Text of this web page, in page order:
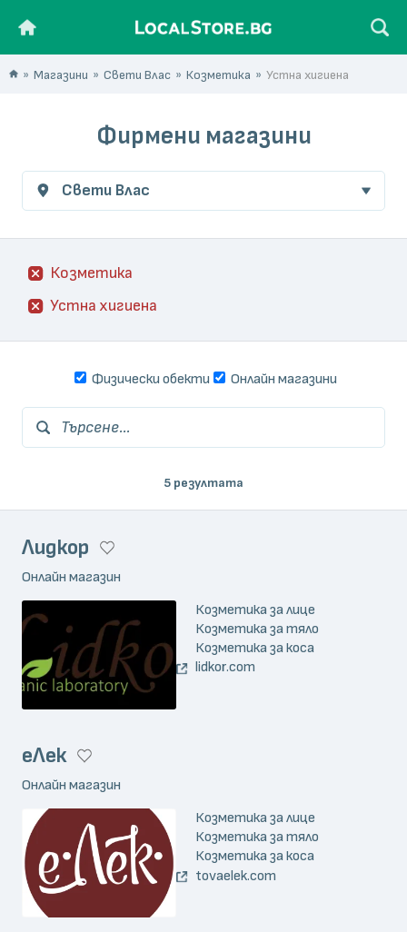
Магазини Свети Влас Козметика Устна хигиена
Фирмени магазини
Свети Влас
Козметика
Устна хигиена
Физически обекти Онлайн магазини
Търсене...
5 резултата
Лидкор
Онлайн магазин
Козметика за лице
Козметика за тяло
Козметика за коса
lidkor.com
еЛек
Онлайн магазин
Козметика за лице
Козметика за тяло
Козметика за коса
tovaelek.com